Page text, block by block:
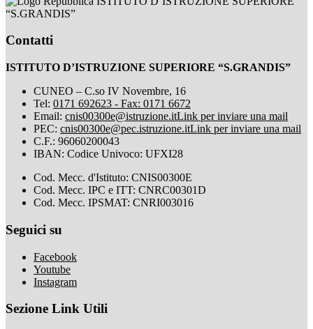
“S.GRANDIS”
Contatti
ISTITUTO D’ISTRUZIONE SUPERIORE “S.GRANDIS”
CUNEO – C.so IV Novembre, 16
Tel: 0171 692623 - Fax: 0171 6672
Email: cnis00300e@istruzione.itLink per inviare una mail
PEC: cnis00300e@pec.istruzione.itLink per inviare una mail
C.F.: 96060200043
IBAN: Codice Univoco: UFXI28
Cod. Mecc. d'Istituto: CNIS00300E
Cod. Mecc. IPC e ITT: CNRC00301D
Cod. Mecc. IPSMAT: CNRI003016
Seguici su
Facebook
Youtube
Instagram
Sezione Link Utili